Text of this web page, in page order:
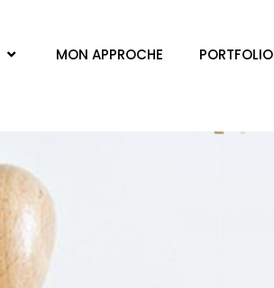
MON APPROCHE PORTFOLIO